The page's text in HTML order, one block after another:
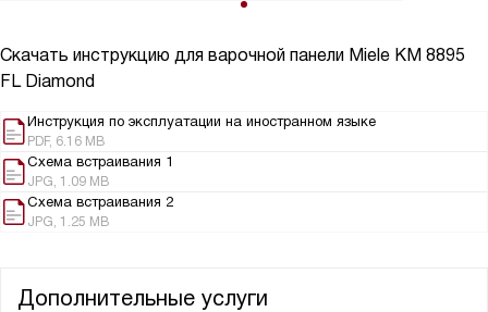
Скачать инструкцию для варочной панели Miele KM 8895
FL Diamond
Инструкция по эксплуатации на иностранном языке
PDF, 6.16 MB
Схема встраивания 1
JPG, 1.09 MB
Схема встраивания 2
JPG, 1.25 MB
Дополнительные услуги